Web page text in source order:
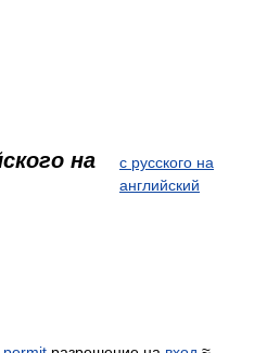
на
с русского на
английский